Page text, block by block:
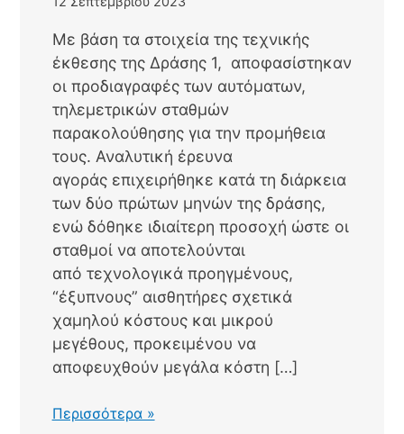
Με βάση τα στοιχεία της τεχνικής
έκθεσης της Δράσης 1, αποφασίστηκαν
οι προδιαγραφές των αυτόματων,
τηλεμετρικών σταθμών
παρακολούθησης για την προμήθεια
τους. Αναλυτική έρευνα
αγοράς επιχειρήθηκε κατά τη διάρκεια
των δύο πρώτων μηνών της δράσης,
ενώ δόθηκε ιδιαίτερη προσοχή ώστε οι
σταθμοί να αποτελούνται
από τεχνολογικά προηγμένους,
“έξυπνους” αισθητήρες σχετικά
χαμηλού κόστους και μικρού
μεγέθους, προκειμένου να
αποφευχθούν μεγάλα κόστη […]
Περισσότερα »Αγορά